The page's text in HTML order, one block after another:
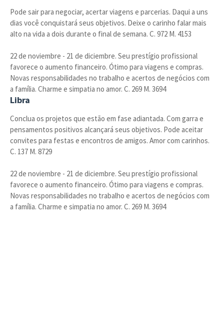
Pode sair para negociar, acertar viagens e parcerias. Daqui a uns
dias você conquistará seus objetivos. Deixe o carinho falar mais
alto na vida a dois durante o final de semana. C. 972 M. 4153
22 de noviembre - 21 de diciembre. Seu prestígio profissional
favorece o aumento financeiro. Ótimo para viagens e compras.
Novas responsabilidades no trabalho e acertos de negócios com
a família. Charme e simpatia no amor. C. 269 M. 3694
Libra
Conclua os projetos que estão em fase adiantada. Com garra e
pensamentos positivos alcançará seus objetivos. Pode aceitar
convites para festas e encontros de amigos. Amor com carinhos.
C. 137 M. 8729
22 de noviembre - 21 de diciembre. Seu prestígio profissional
favorece o aumento financeiro. Ótimo para viagens e compras.
Novas responsabilidades no trabalho e acertos de negócios com
a família. Charme e simpatia no amor. C. 269 M. 3694